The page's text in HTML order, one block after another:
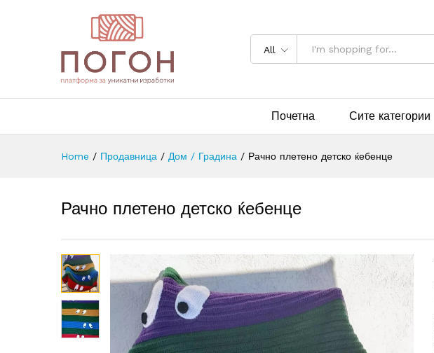
All
Почетна Сите категории
Home / Продавница / Дом / Градина / Рачно плетено детско ќебенце
Рачно плетено детско ќебенце